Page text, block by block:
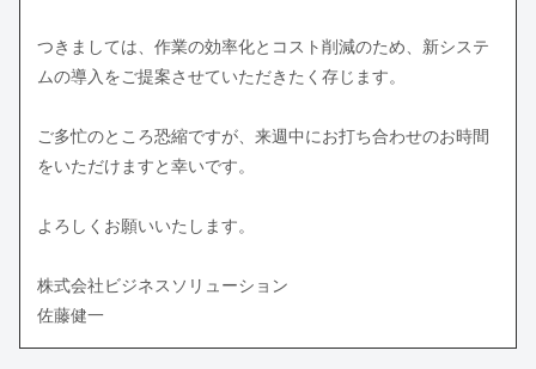
つきましては、作業の効率化とコスト削減のため、新システ
ムの導入をご提案させていただきたく存じます。
ご多忙のところ恐縮ですが、来週中にお打ち合わせのお時間
をいただけますと幸いです。
よろしくお願いいたします。
株式会社ビジネスソリューション
佐藤健一